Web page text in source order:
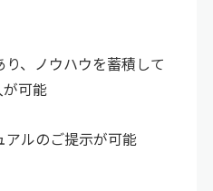
、ノウハウを蓄積して
可能
アルのご提示が可能